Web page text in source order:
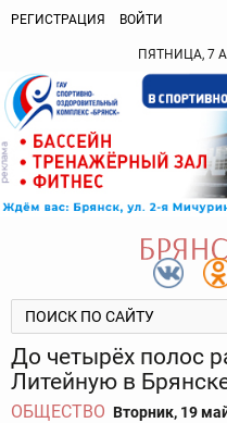
РЕГИСТРАЦИЯ ВОЙТИ
ПЯТНИЦА, 7
До четырёх полос
Литейную в
ОБЩЕСТВО Вторник, 19